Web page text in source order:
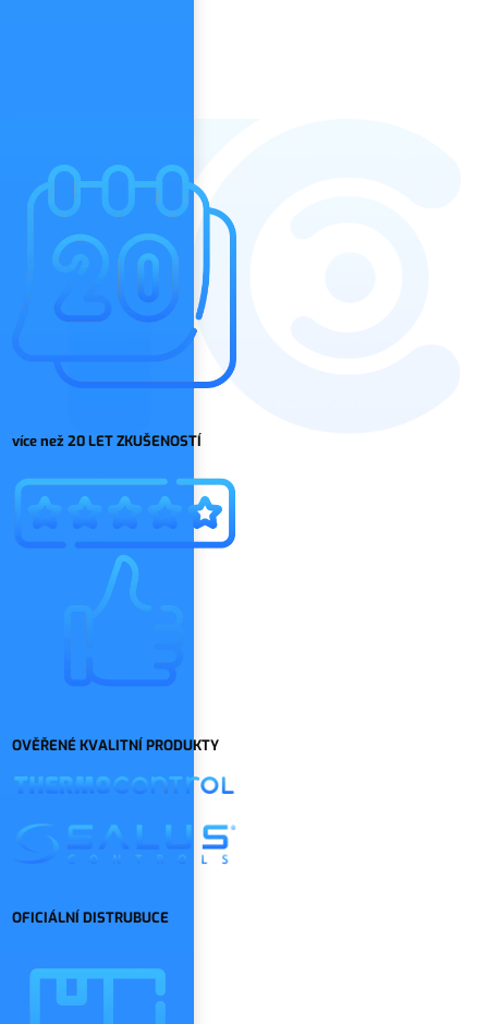
více než 20 LET ZKUŠENOSTÍ
OVĚŘENÉ KVALITNÍ PRODUKTY
OFICIÁLNÍ DISTRUBUCE